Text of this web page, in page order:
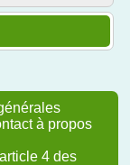
à propos
4 des